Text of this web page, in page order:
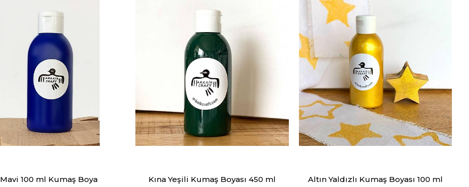
Mavi 100 ml Kumaş Boya Kına Yeşili Kumaş Boyası 450 ml Altın Yaldızlı Kumaş Boyası 100 ml